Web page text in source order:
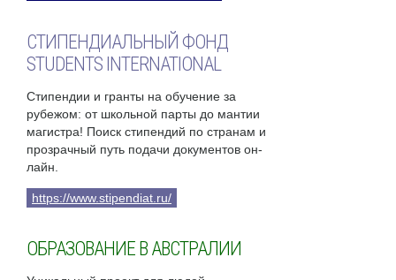
СТИПЕНДИАЛЬНЫЙ ФОНД
STUDENTS INTERNATIONAL
Стипендии и гранты на обучение за
рубежом: от школьной парты до мантии
магистра! Поиск стипендий по странам и
прозрачный путь подачи документов он-
лайн.
https://www.stipendiat.ru/
ОБРАЗОВАНИЕ В АВСТРАЛИИ